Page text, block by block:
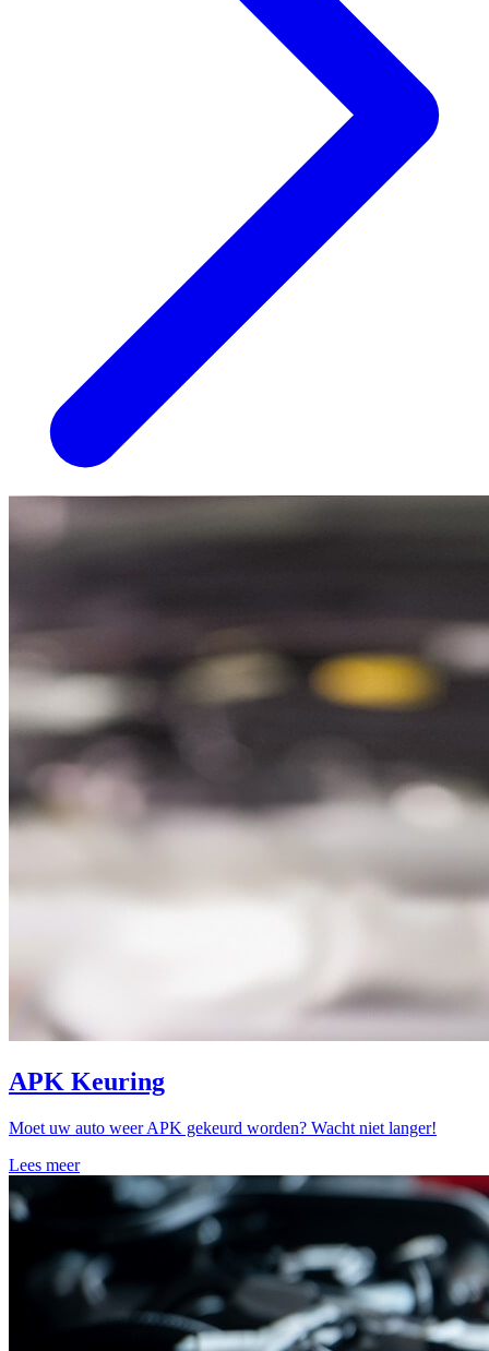
APK Keuring
Moet uw auto weer APK gekeurd worden? Wacht niet langer!
Lees meer